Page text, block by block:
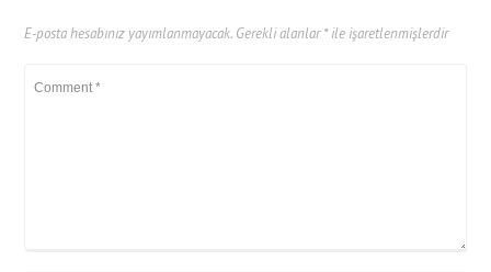
E-posta hesabınız yayımlanmayacak. Gerekli alanlar*ile işaretlenmişlerdir